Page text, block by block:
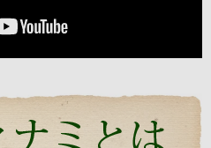
フィロソフィ（哲学）を強
い醸造家でした。
っしゃりとても忙しい中私
大丈夫ですよ・・・」と言
れ」と、どんどんいろいろ
てワインや畑や自分の考え